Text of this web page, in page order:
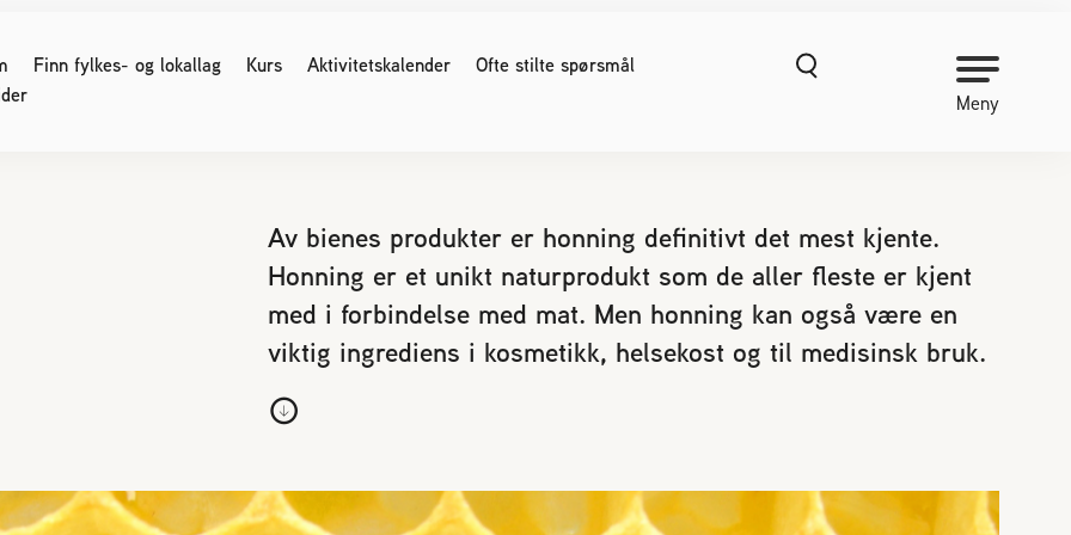
Finn fylkes- og lokallag Kurs Aktivitetskalender
Ofte stilte spørsmål
Meny
SOM ER BIRØKTER
svake bifolk
FOR MEDLEMMER
Medlemssider (Logg inn)
Birøkteren
Nyhetsbrev
Verdt å vite
Styreprotokoller/årsmøter
NORGES BIRØKTERLAG
Om Norges Birøkterlag
Kontakt oss
Organisasjonshåndbok
Vitenskapelige publikasjoner
Av bienes produkter er honning definitivt det mest kjente.
Honning er et unikt naturprodukt som de aller fleste er kjent
med i forbindelse med mat. Men honning kan også være en
viktig ingrediens i kosmetikk, helsekost og til medisinsk bruk.